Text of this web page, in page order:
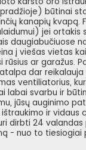
būtinai
kanapių kvapą.
jei ortakis
daugiabučiuose
į viešas vietas
ar garažus.
dar reikalauja
ventiliatorius,
labai svarbu ir
jūsų auginimo
ir vidaus
dirbti 24 valandas
- nuo to tiesiogiai